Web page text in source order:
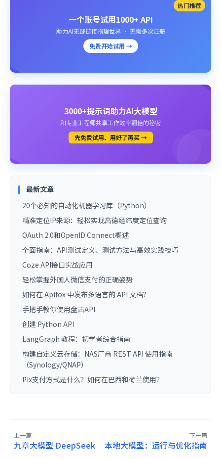
热门推荐
一个账号试用1000+ API
助力AI无缝链接物理世界 · 无需多次注册
免费开始试用 →
3000+提示词助力AI大模型
和专业工程师共享工作效率翻倍的秘密
先免费试用、用好了再买 →
最新文章
20个必知的自动化机器学习库（Python）
精准定位IP来源：轻松实现高德经纬度定位查询
OAuth 2.0和OpenID Connect概述
全面指南：API测试定义、测试方法与高效实践技巧
Coze API接口实战应用
轻松掌握外国人微信支付的正确姿势
如何在 Apifox 中发布多语言的 API 文档？
手把手教你使用盘古API
创建 Python API
LangGraph 教程：初学者综合指南
构建自定义云存储：NAS厂商 REST API 使用指南
（Synology/QNAP）
Pix支付方式是什么？如何在巴西和荷兰使用？
上一篇
九章大模型 DeepSeek
下一篇
本地大模型：运行与优化指南